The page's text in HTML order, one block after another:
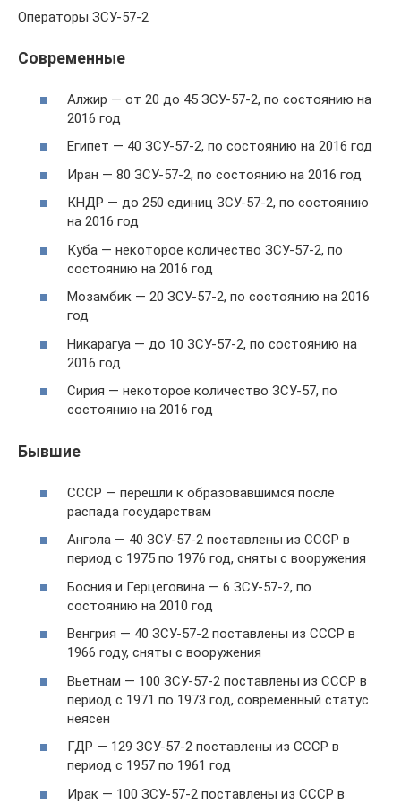
Операторы ЗСУ-57-2
Современные
Алжир — от 20 до 45 ЗСУ-57-2, по состоянию на
2016 год
Египет — 40 ЗСУ-57-2, по состоянию на 2016 год
Иран — 80 ЗСУ-57-2, по состоянию на 2016 год
КНДР — до 250 единиц ЗСУ-57-2, по состоянию
на 2016 год
Куба — некоторое количество ЗСУ-57-2, по
состоянию на 2016 год
Мозамбик — 20 ЗСУ-57-2, по состоянию на 2016
год
Никарагуа — до 10 ЗСУ-57-2, по состоянию на
2016 год
Сирия — некоторое количество ЗСУ-57, по
состоянию на 2016 год
Бывшие
СССР — перешли к образовавшимся после
распада государствам
Ангола — 40 ЗСУ-57-2 поставлены из СССР в
период с 1975 по 1976 год, сняты с вооружения
Босния и Герцеговина — 6 ЗСУ-57-2, по
состоянию на 2010 год
Венгрия — 40 ЗСУ-57-2 поставлены из СССР в
1966 году, сняты с вооружения
Вьетнам — 100 ЗСУ-57-2 поставлены из СССР в
период с 1971 по 1973 год, современный статус
неясен
ГДР — 129 ЗСУ-57-2 поставлены из СССР в
период с 1957 по 1961 год
Ирак — 100 ЗСУ-57-2 поставлены из СССР в